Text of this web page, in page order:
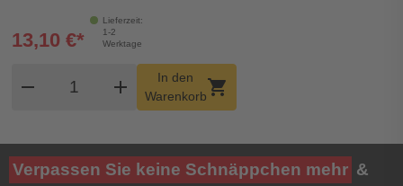
Lieferzeit:
1-2
Werktage
13,10 €*
remove
Produkt Warenkorb Menge
add
In den
Warenkorbshopping_cart
Verpassen Sie keine Schnäppchen mehr &